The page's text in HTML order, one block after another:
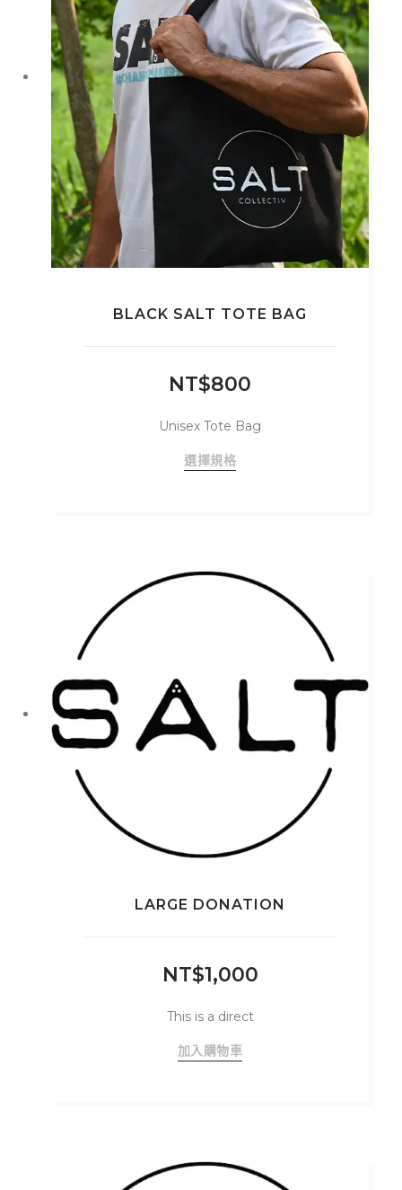
產
品
頁
面
擇
項
BLACK SALT TOTE BAG
NT$800
Unisex Tote Bag
選擇規格
產
種
在
產
品
頁
選
LARGE DONATION
NT$1,000
This is a direct
加入購物車